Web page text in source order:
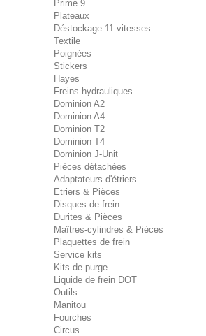
Prime 9
Plateaux
Déstockage 11 vitesses
Textile
Poignées
Stickers
Hayes
Freins hydrauliques
Dominion A2
Dominion A4
Dominion T2
Dominion T4
Dominion J-Unit
Pièces détachées
Adaptateurs d'étriers
Etriers & Pièces
Disques de frein
Durites & Pièces
Maîtres-cylindres & Pièces
Plaquettes de frein
Service kits
Kits de purge
Liquide de frein DOT
Outils
Manitou
Fourches
Circus